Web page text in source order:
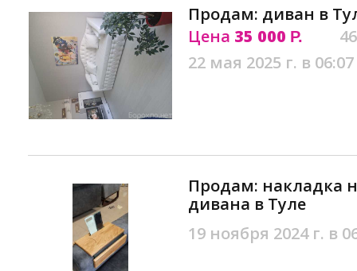
Продам: диван в
Цена 35 000 Р.
22 мая 2025 г. в 06:07
Продам: накладка
дивана в Туле
19 ноября 2024 г. в